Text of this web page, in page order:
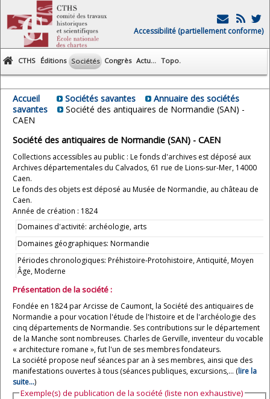
Accessibilité (partiellement conforme)
CTHS Éditions Sociétés Congrès Actu... Topo.
Accueil Sociétés savantes
Annuaire des sociétés
savantes
Société des antiquaires de Normandie (SAN) -
CAEN
Société des antiquaires de Normandie (SAN) - CAEN
Collections accessibles au public : Le fonds d'archives est déposé aux
Archives départementales du Calvados, 61 rue de Lions-sur-Mer, 14000
Caen.
Le fonds des objets est déposé au Musée de Normandie, au château de
Caen.
Année de création : 1824
Domaines d'activité: archéologie, arts
Domaines géographiques: Normandie
Périodes chronologiques: Préhistoire-Protohistoire, Antiquité, Moyen
Âge, Moderne
Présentation de la société :
Fondée en 1824 par Arcisse de Caumont, la Société des antiquaires de
Normandie a pour vocation l'étude de l'histoire et de l'archéologie des
cinq départements de Normandie. Ses contributions sur le département
de la Manche sont nombreuses. Charles de Gerville, inventeur du vocable
« architecture romane », fut l'un de ses membres fondateurs.
La société propose neuf séances par an à ses membres, ainsi que des
manifestations ouvertes à tous (séances publiques, excursions,... (lire la
suite...)
Exemple(s) de publication de la société (liste non exhaustive)